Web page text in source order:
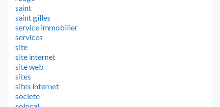
saint
saint gilles
service immobilier
services
site
site internet
site web
sites
sites internet
societe